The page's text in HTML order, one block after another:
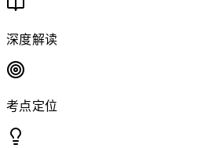
深度解读
考点定位